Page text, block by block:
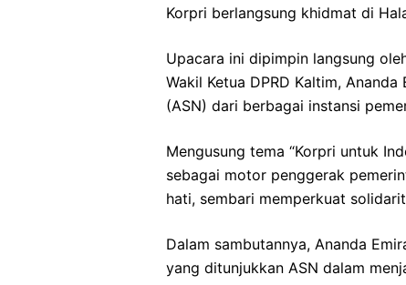
Korpri berlangsung khidmat di
Upacara ini dipimpin langsung
Wakil Ketua DPRD Kaltim,
(ASN) dari berbagai instansi
Mengusung tema “Korpri untuk
sebagai motor penggerak
hati, sembari memperkuat
Dalam sambutannya, Ananda
yang ditunjukkan ASN dalam